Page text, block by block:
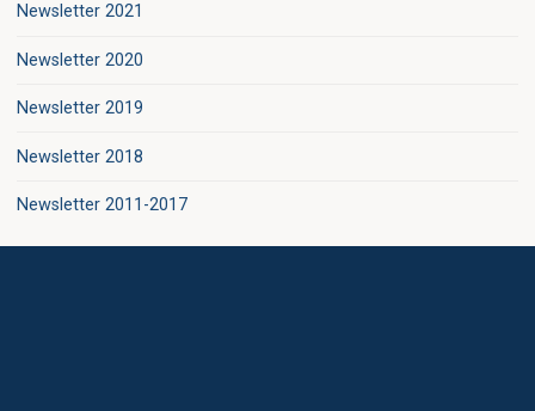
Newsletter 2021
Newsletter 2020
Newsletter 2019
Newsletter 2018
Newsletter 2011-2017